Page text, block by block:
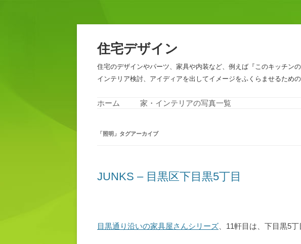
住宅デザイン
住宅のデザインやパーツ、家具や内装など、例えば『このキッチン
インテリア検討、アイディアを出してイメージをふくらませるための
ホーム 家・インテリアの写真一覧
「照明 」タグアーカイブ
JUNKS – 目黒区下目黒5丁目
目黒通り沿いの家具屋さんシリーズ 、11軒目は、下目黒5